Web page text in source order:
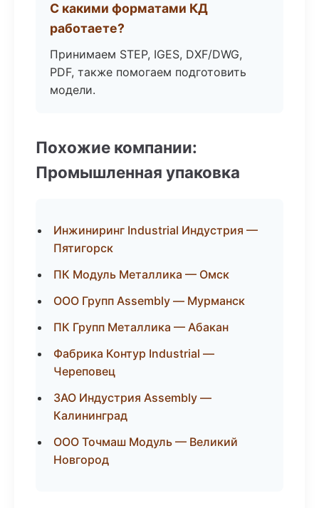
С какими форматами КД
работаете?
Принимаем STEP, IGES, DXF/DWG,
PDF, также помогаем подготовить
модели.
Похожие компании:
Промышленная упаковка
Инжиниринг Industrial Индустрия —
Пятигорск
ПК Модуль Металлика — Омск
ООО Групп Assembly — Мурманск
ПК Групп Металлика — Абакан
Фабрика Контур Industrial —
Череповец
ЗАО Индустрия Assembly —
Калининград
ООО Точмаш Модуль — Великий
Новгород